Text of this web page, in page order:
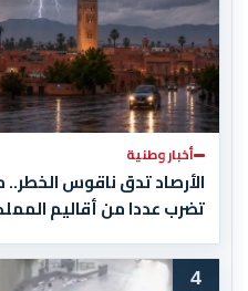
أخبار وطنية
الأرصاد تدق ناقوس
تضرب عددا من أقاليم
4